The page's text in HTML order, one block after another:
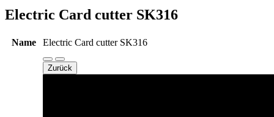
Electric Card cutter SK316
Name Electric Card cutter SK316
Zurück